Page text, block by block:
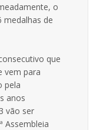
o
medalhas de
que
vem para
pela
anos
vão ser
Assembleia